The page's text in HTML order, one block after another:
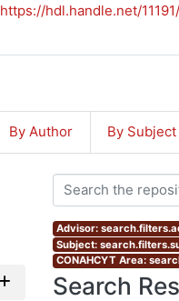
https://hdl.handle.net/
By Author By Subject
Advisor:
Subject:
CONAHCYT Area:
Search